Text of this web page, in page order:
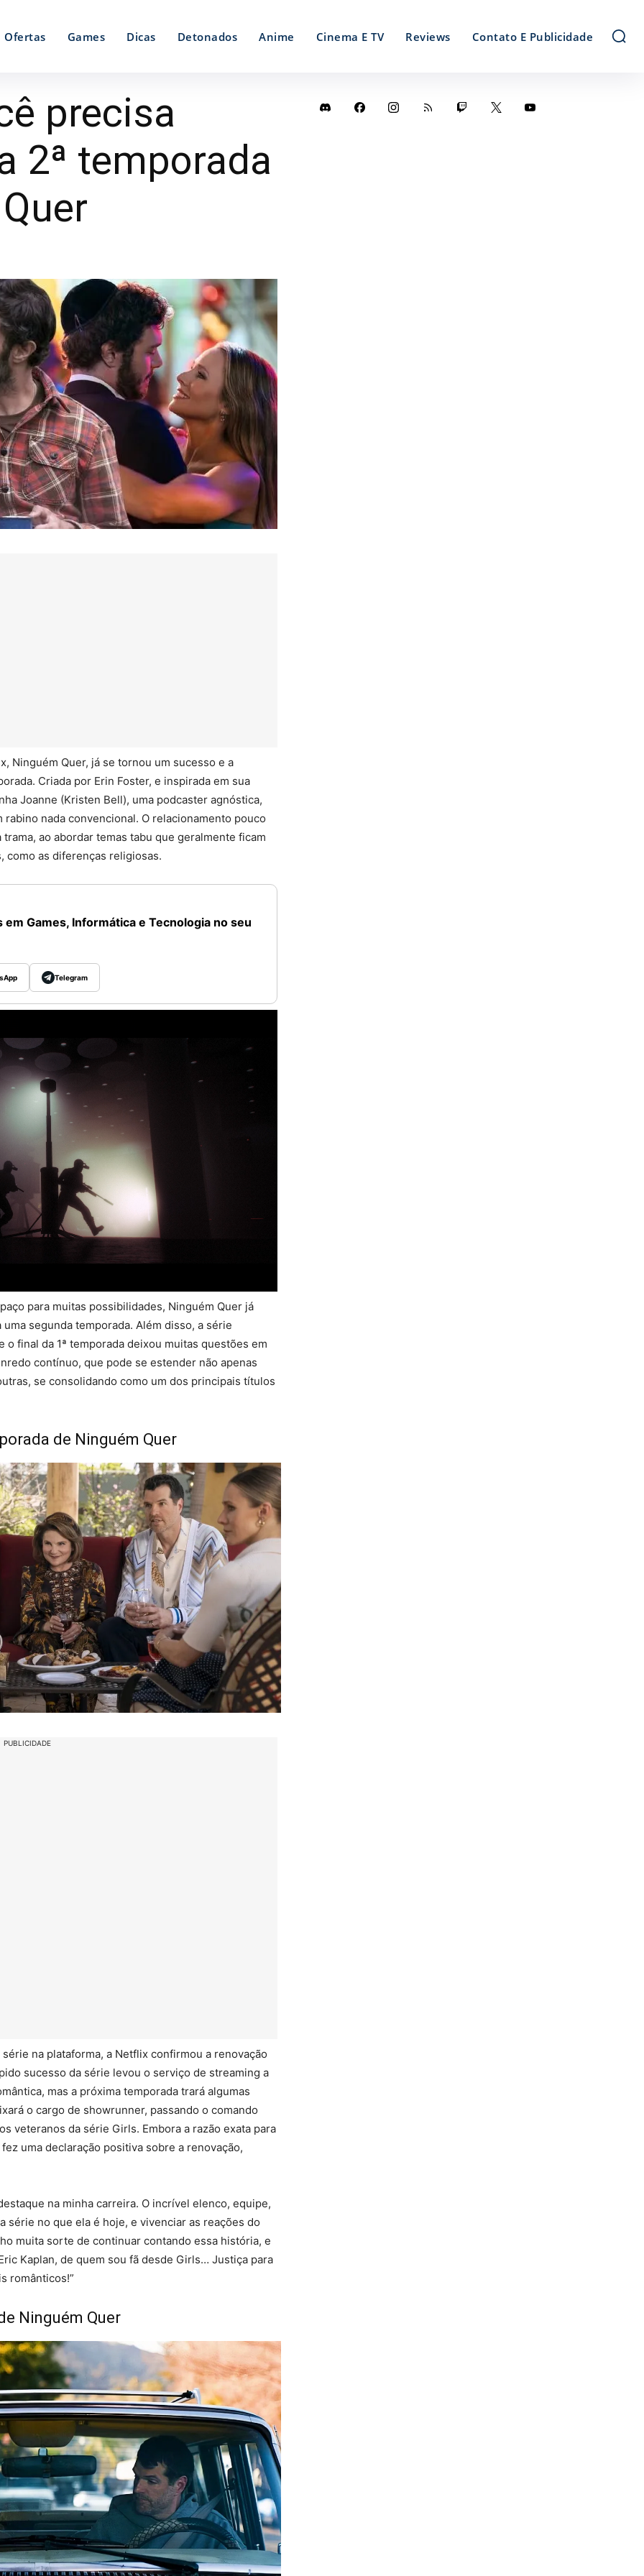
Ofertas Games Dicas Detonados Anime Cinema E TV Reviews Contato E Publicidade
precisa
2ª temporada
Ninguém Quer, já se tornou um sucesso e a
Criada por Erin Foster, e inspirada em sua
Joanne (Kristen Bell), uma podcaster agnóstica,
nada convencional. O relacionamento pouco
ao abordar temas tabu que geralmente ficam
como as diferenças religiosas.
Games, Informática e Tecnologia no seu
Telegram
para muitas possibilidades, Ninguém Quer já
segunda temporada. Além disso, a série
final da 1ª temporada deixou muitas questões em
contínuo, que pode se estender não apenas
se consolidando como um dos principais títulos
de Ninguém Quer
PUBLICIDADE
na plataforma, a Netflix confirmou a renovação
sucesso da série levou o serviço de streaming a
mas a próxima temporada trará algumas
o cargo de showrunner, passando o comando
veteranos da série Girls. Embora a razão exata para
uma declaração positiva sobre a renovação,
na minha carreira. O incrível elenco, equipe,
no que ela é hoje, e vivenciar as reações do
muita sorte de continuar contando essa história, e
Kaplan, de quem sou fã desde Girls… Justiça para
românticos!”
Ninguém Quer